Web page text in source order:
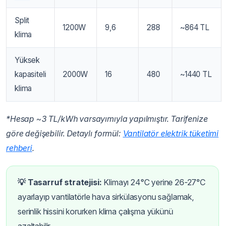
Split
klima
1200W 9,6 288 ~864 TL
Yüksek
kapasiteli
klima
2000W 16 480 ~1440 TL
*Hesap ~3 TL/kWh varsayımıyla yapılmıştır. Tarifenize
göre değişebilir. Detaylı formül: Vantilatör elektrik tüketimi
rehberi.
💡 Tasarruf stratejisi: Klimayı 24°C yerine 26-27°C
ayarlayıp vantilatörle hava sirkülasyonu sağlamak,
serinlik hissini korurken klima çalışma yükünü